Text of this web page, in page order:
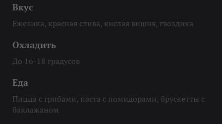
Вкус
Ежевика, красная слива, кислая вишня, гвоздика
Охладить
До 16-18 градусов
Еда
Пицца с грибами, паста с помидорами, брускетты с
баклажаном